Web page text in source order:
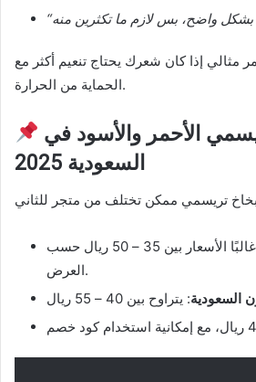
مثالي إذا كان شعرك يحتاج تنعيم أكثر مع
الحماية من الحرارة.
السعودية 2025
: غالبًا الأسعار بين 35 – 50 ريال حسب
العرض.
السعودية